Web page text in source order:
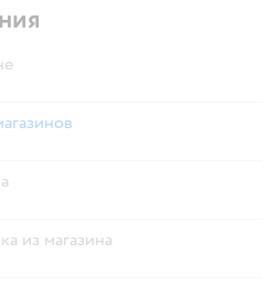
из магазина